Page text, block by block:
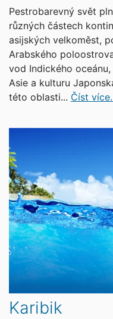
Pestrobarevný svět
různých částech
asijských velkoměst,
Arabského
vod Indického
Asie a kulturu
této oblasti... Číst
Karibik